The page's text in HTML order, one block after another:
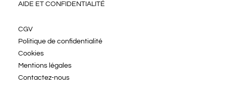
AIDE ET CONFIDENTIALITÉ
CGV
Politique de confidentialité
Cookies
Mentions légales
Contactez-nous